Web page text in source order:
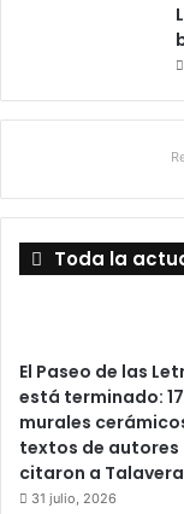
Toda la
El Paseo de las
está terminado: 17
murales
textos de autores
citaron a Talavera
31 julio, 2026